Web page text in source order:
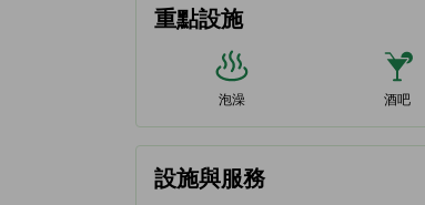
重點設施
泡澡 酒吧
設施與服務